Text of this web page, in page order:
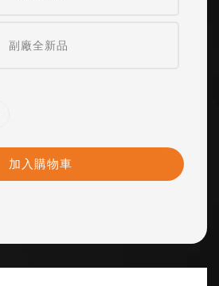
副廠全新品
加入購物車